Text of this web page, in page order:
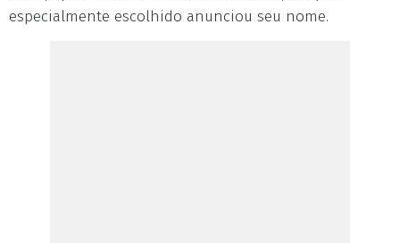
especialmente escolhido anunciou seu nome.